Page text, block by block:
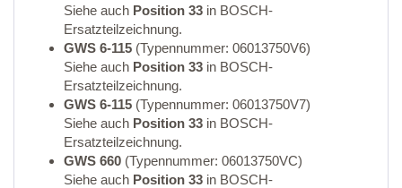
Siehe auch Position 33 in BOSCH-
Ersatzteilzeichnung.
GWS 6-115 (Typennummer: 06013750V6)
Siehe auch Position 33 in BOSCH-
Ersatzteilzeichnung.
GWS 6-115 (Typennummer: 06013750V7)
Siehe auch Position 33 in BOSCH-
Ersatzteilzeichnung.
GWS 660 (Typennummer: 06013750VC)
Siehe auch Position 33 in BOSCH-